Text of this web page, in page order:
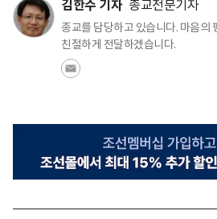
김한수 기자 종교전문기자
종교를 담당하고 있습니다. 마음의
친절하게 전달하겠습니다.